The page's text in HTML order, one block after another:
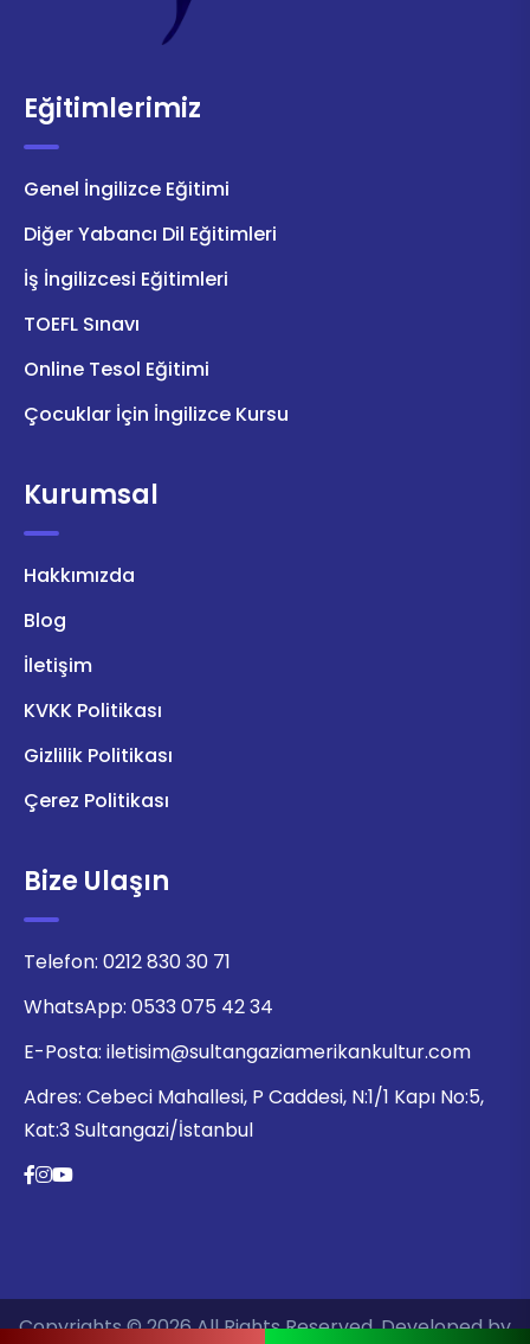
Eğitimlerimiz
Genel İngilizce Eğitimi
Diğer Yabancı Dil Eğitimleri
İş İngilizcesi Eğitimleri
TOEFL Sınavı
Online Tesol Eğitimi
Çocuklar İçin İngilizce Kursu
Kurumsal
Hakkımızda
Blog
İletişim
KVKK Politikası
Gizlilik Politikası
Çerez Politikası
Bize Ulaşın
Telefon: 0212 830 30 71
WhatsApp: 0533 075 42 34
E-Posta: iletisim@sultangaziamerikankultur.com
Adres: Cebeci Mahallesi, P Caddesi, N:1/1 Kapı No:5,
Kat:3 Sultangazi/İstanbul
Copyrights © 2026 All Rights Reserved. Developed by